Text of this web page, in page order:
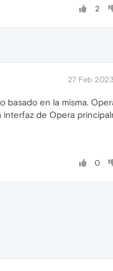
2
27 Feb
basado en la misma.
de Opera
0